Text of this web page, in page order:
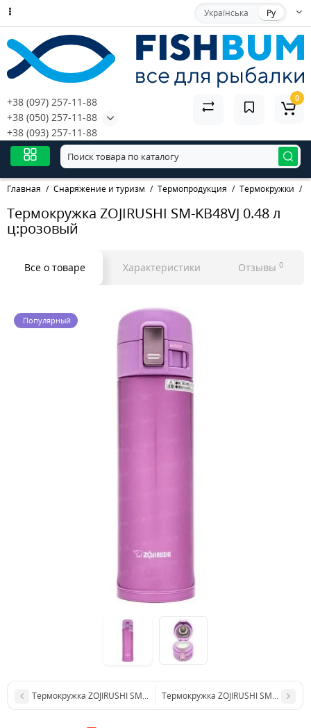
Українська Ру
+38 (097) 257-11-88
+38 (050) 257-11-88
+38 (093) 257-11-88
0
Главная Снаряжение и туризм Термопродукция Термокружки
Термокружка ZOJIRUSHI SM-KB48VJ 0.48 л
ц:розовый
Все о товаре Характеристики Отзывы 0
Популярный
Термокружка ZOJIRUSHI SM-KB36VJ 0.36 л ц:розовый
Термокружка ZOJIRUSHI SM-